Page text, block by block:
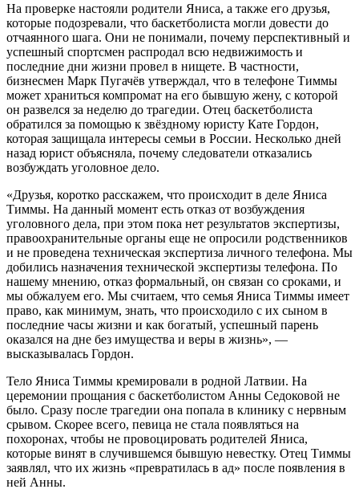
На проверке настояли родители Яниса, а также его друзья,
которые подозревали, что баскетболиста могли довести до
отчаянного шага. Они не понимали, почему перспективный и
успешный спортсмен распродал всю недвижимость и
последние дни жизни провел в нищете. В частности,
бизнесмен Марк Пугачёв утверждал, что в телефоне Тиммы
может храниться компромат на его бывшую жену, с которой
он развелся за неделю до трагедии. Отец баскетболиста
обратился за помощью к звёздному юристу Кате Гордон,
которая защищала интересы семьи в России. Несколько дней
назад юрист объясняла, почему следователи отказались
возбуждать уголовное дело.
«Друзья, коротко расскажем, что происходит в деле Яниса
Тиммы. На данный момент есть отказ от возбуждения
уголовного дела, при этом пока нет результатов экспертизы,
правоохранительные органы еще не опросили родственников
и не проведена техническая экспертиза личного телефона. Мы
добились назначения технической экспертизы телефона. По
нашему мнению, отказ формальный, он связан со сроками, и
мы обжалуем его. Мы считаем, что семья Яниса Тиммы имеет
право, как минимум, знать, что происходило с их сыном в
последние часы жизни и как богатый, успешный парень
оказался на дне без имущества и веры в жизнь», —
высказывалась Гордон.
Тело Яниса Тиммы кремировали в родной Латвии. На
церемонии прощания с баскетболистом Анны Седоковой не
было. Сразу после трагедии она попала в клинику с нервным
срывом. Скорее всего, певица не стала появляться на
похоронах, чтобы не провоцировать родителей Яниса,
которые винят в случившемся бывшую невестку. Отец Тиммы
заявлял, что их жизнь «превратилась в ад» после появления в
ней Анны.